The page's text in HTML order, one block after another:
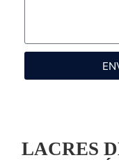
LACRES